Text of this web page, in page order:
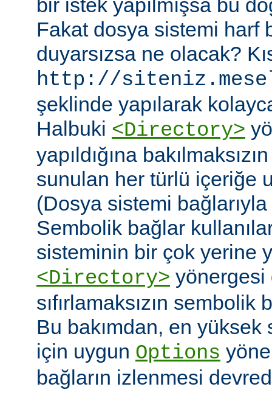
bir istek yapılmışsa bu
Fakat dosya sistemi harf
duyarsızsa ne olacak?
http://
şeklinde yapılarak
Halbuki <Directory>
yapıldığına
sunulan her türlü içeriğe
(Dosya sistemi
Sembolik bağlar
sisteminin bir çok yerine
<Directory> yönergesi
sıfırlamaksızın sembolik
Bu bakımdan, en
için uygun Options
bağların izlenmesi